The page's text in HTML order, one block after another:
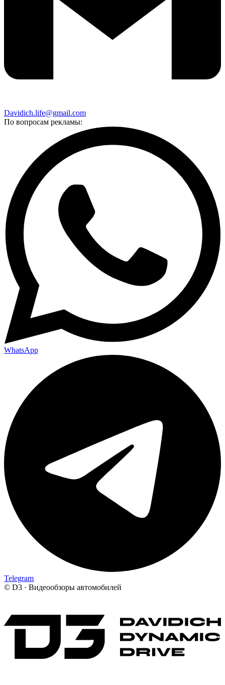
Davidich.life@gmail.com
По вопросам рекламы:
WhatsApp
Telegram
© D3 · Видеообзоры автомобилей